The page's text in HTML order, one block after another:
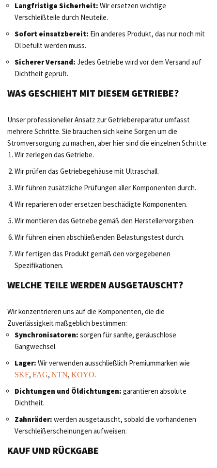
Langfristige Sicherheit: Wir ersetzen wichtige
Verschleißteile durch Neuteile.
Sofort einsatzbereit: Ein anderes Produkt, das nur noch mit
Öl befüllt werden muss.
Sicherer Versand: Jedes Getriebe wird vor dem Versand auf
Dichtheit geprüft.
WAS GESCHIEHT MIT DIESEM GETRIEBE?
Unser professioneller Ansatz zur Getriebereparatur umfasst
mehrere Schritte. Sie brauchen sich keine Sorgen um die
Stromversorgung zu machen, aber hier sind die einzelnen Schritte:
Wir zerlegen das Getriebe.
Wir prüfen das Getriebegehäuse mit Ultraschall.
Wir führen zusätzliche Prüfungen aller Komponenten durch.
Wir reparieren oder ersetzen beschädigte Komponenten.
Wir montieren das Getriebe gemäß den Herstellervorgaben.
Wir führen einen abschließenden Belastungstest durch.
Wir fertigen das Produkt gemäß den vorgegebenen
Spezifikationen.
WELCHE TEILE WERDEN AUSGETAUSCHT?
Wir konzentrieren uns auf die Komponenten, die die
Zuverlässigkeit maßgeblich bestimmen:
Synchronisatoren: sorgen für sanfte, geräuschlose
Gangwechsel.
Lager: Wir verwenden ausschließlich Premiummarken wie
SKF, FAG, NTN, KOYO.
Dichtungen und Öldichtungen: garantieren absolute
Dichtheit.
Zahnräder: werden ausgetauscht, sobald die vorhandenen
Verschleißerscheinungen aufweisen.
KAUF UND RÜCKGABE